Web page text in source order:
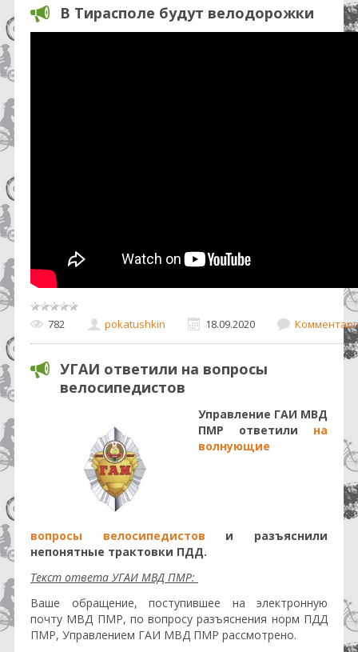
В Тирасполе будут велодорожки
782 pokatushkin 18.09.2020
УГАИ ответили на вопросы
велосипедистов
Управление ГАИ МВД
ПМР ответили на
волнующие
вопросы велосипедистов и разъяснили
непонятные трактовки ПДД.
Текст ответа УГАИ МВД ПМР:
Ваше обращение, поступившее на электронную
почту МВД ПМР, по вопросу разъяснения норм ПДД
ПМР, Управлением ГАИ МВД ПМР рассмотрено.